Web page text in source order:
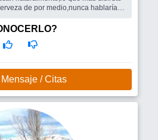
de por medio,nunca hablaría
Mensaje / Citas